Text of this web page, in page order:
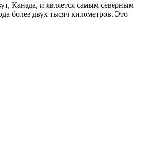
Канада, и является самым северным
более двух тысяч километров. Это